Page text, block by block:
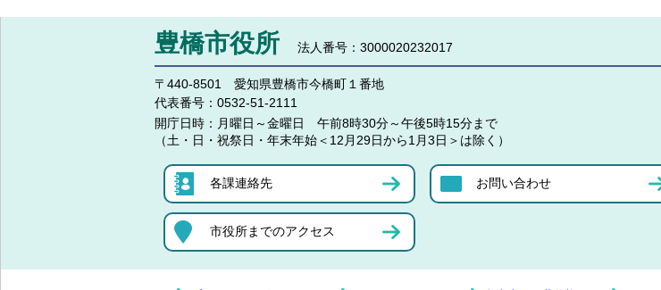
豊橋市役所 法人番号：3000020232017
〒440-8501 愛知県豊橋市今橋町１番地
代表番号： 0532-51-2111
開庁日時： 月曜日～金曜日 午前8時30分～午後5時15分まで
（土・日・祝祭日・年末年始＜12月29日から1月3日＞は除く）
各課連絡先 お問い合わせ
市役所までのアクセス